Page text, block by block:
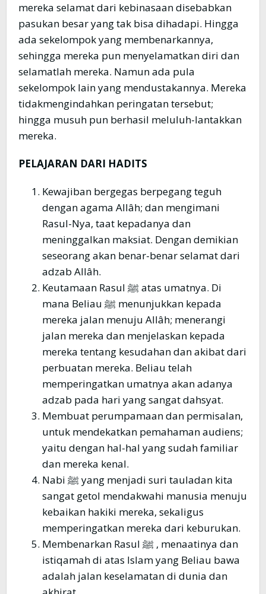
mereka selamat dari kebinasaan disebabkan
pasukan besar yang tak bisa dihadapi. Hingga
ada sekelompok yang membenarkannya,
sehingga mereka pun menyelamatkan diri dan
selamatlah mereka. Namun ada pula
sekelompok lain yang mendustakannya. Mereka
tidakmengindahkan peringatan tersebut;
hingga musuh pun berhasil meluluh-lantakkan
mereka.
PELAJARAN DARI HADITS
Kewajiban bergegas berpegang teguh
dengan agama Allâh; dan mengimani
Rasul-Nya, taat kepadanya dan
meninggalkan maksiat. Dengan demikian
seseorang akan benar-benar selamat dari
adzab Allâh.
Keutamaan Rasul ﷺ atas umatnya. Di
mana Beliau ﷺ menunjukkan kepada
mereka jalan menuju Allâh; menerangi
jalan mereka dan menjelaskan kepada
mereka tentang kesudahan dan akibat dari
perbuatan mereka. Beliau telah
memperingatkan umatnya akan adanya
adzab pada hari yang sangat dahsyat.
Membuat perumpamaan dan permisalan,
untuk mendekatkan pemahaman audiens;
yaitu dengan hal-hal yang sudah familiar
dan mereka kenal.
Nabi ﷺ yang menjadi suri tauladan kita
sangat getol mendakwahi manusia menuju
kebaikan hakiki mereka, sekaligus
memperingatkan mereka dari keburukan.
Membenarkan Rasul ﷺ , menaatinya dan
istiqamah di atas Islam yang Beliau bawa
adalah jalan keselamatan di dunia dan